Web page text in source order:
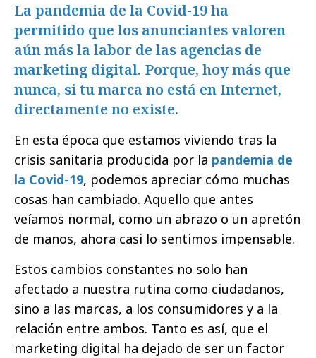
La pandemia de la Covid-19 ha
permitido que los anunciantes valoren
aún más la labor de las agencias de
marketing digital. Porque, hoy más que
nunca, si tu marca no está en Internet,
directamente no existe.
En esta época que estamos viviendo tras la
crisis sanitaria producida por la pandemia de
la Covid-19, podemos apreciar cómo muchas
cosas han cambiado. Aquello que antes
veíamos normal, como un abrazo o un apretón
de manos, ahora casi lo sentimos impensable.
Estos cambios constantes no solo han
afectado a nuestra rutina como ciudadanos,
sino a las marcas, a los consumidores y a la
relación entre ambos. Tanto es así, que el
marketing digital ha dejado de ser un factor